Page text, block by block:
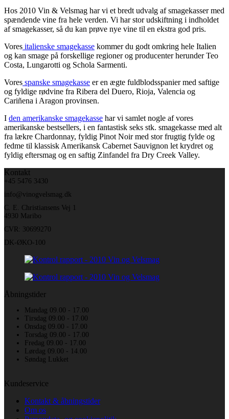
Hos 2010 Vin & Velsmag har vi et bredt udvalg af smagekasser med
spændende vine fra hele verden. Vi har stor udskiftning i indholdet
af smagekasser, så du kan prøve nye vine til en ekstra god pris.
Vores italienske smagekasse kommer du godt omkring hele Italien
og kan smage på forskellige regioner og producenter herunder Teo
Costa, Lungarotti og Schola Sarmenti.
Vores spanske smagekasse er en ægte fuldblodsspanier med saftige
og fyldige rødvine fra Ribera del Duero, Rioja, Valencia og
Cariñena i Aragon provinsen.
I den amerikanske smagekasse har vi samlet nogle af vores
amerikanske bestsellers, i en fantastisk seks stk. smagekasse med alt
fra lækre Chardonnay, fyldig Pinot Noir med stor frugtig fylde og
fedme til klassisk Amerikansk Cabernet Sauvignon let krydret og
fyldig eftersmag og en saftig Zinfandel fra Dry Creek Valley.
Kontakt
+45 5476 3430
info@vinogvelsmag.dk
C. E. Christiansens Vej 1
4930 Maribo
CVR: 30699270
DK-ØKO-100
Åbningstider
Mandag 09.00 - 17.00
Tirsdag 09.00 - 17.00
Onsdag 09.00 - 17.00
Torsdag 09.00 - 17.00
Fredag 09.00 - 17.00
Lørdag 09.00 - 14.00
Søndag Lukket
Kundeservice
Kontakt & åbningstider
Om os